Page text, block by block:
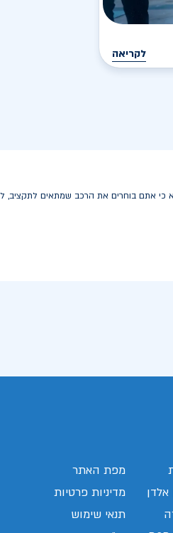
לקריאה
אתם בוחרים את הרכב שמתאים לתקציב,
אלדן
מפת האתר
מדיניות פרטיות
תנאי שימוש